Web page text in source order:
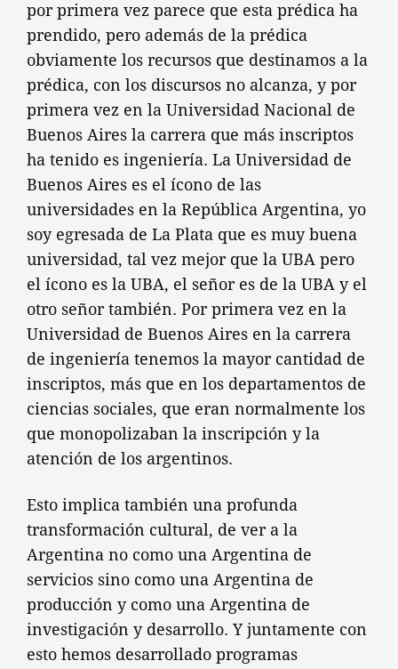
por primera vez parece que esta prédica ha
prendido, pero además de la prédica
obviamente los recursos que destinamos a la
prédica, con los discursos no alcanza, y por
primera vez en la Universidad Nacional de
Buenos Aires la carrera que más inscriptos
ha tenido es ingeniería. La Universidad de
Buenos Aires es el ícono de las
universidades en la República Argentina, yo
soy egresada de La Plata que es muy buena
universidad, tal vez mejor que la UBA pero
el ícono es la UBA, el señor es de la UBA y el
otro señor también. Por primera vez en la
Universidad de Buenos Aires en la carrera
de ingeniería tenemos la mayor cantidad de
inscriptos, más que en los departamentos de
ciencias sociales, que eran normalmente los
que monopolizaban la inscripción y la
atención de los argentinos.
Esto implica también una profunda
transformación cultural, de ver a la
Argentina no como una Argentina de
servicios sino como una Argentina de
producción y como una Argentina de
investigación y desarrollo. Y juntamente con
esto hemos desarrollado programas